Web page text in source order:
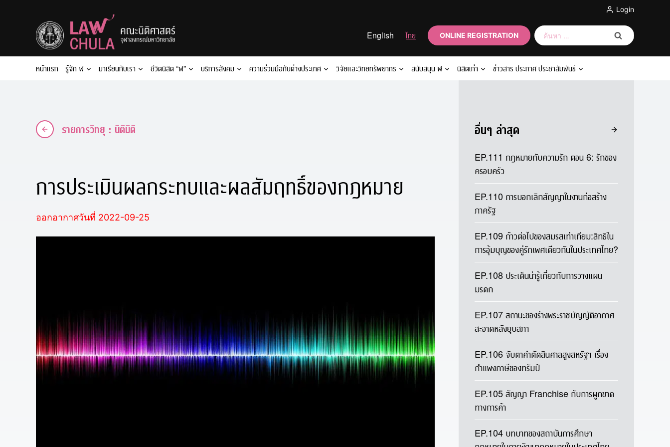
Login
English ไทย ONLINE REGISTRATION
ค้นหา
สำหรับ:
หน้าแรก รู้จัก ฬ มาเรียนกับเรา ชีวิตนิสิต “ฬ” บริการสังคม ความร่วมมือกับต่างประเทศ วิจัยและวิทยทรัพยากร สนับสนุน ฬ นิสิตเก่า ข่าวสาร ประกาศ ประชาสัมพันธ์
รายการวิทยุ : นิติมิติ
การประเมินผลกระทบและผลสัมฤทธิ์ของกฎหมาย
ออกอากาศวันที่ 2022-09-25
อื่นๆ ล่าสุด
EP.111 กฎหมายกับความรัก ตอน 6: รักของ
ครอบครัว
EP.110 การบอกเลิกสัญญาในงานก่อสร้าง
ภาครัฐ
EP.109 ก้าวต่อไปของสมรสเท่าเทียม:สิทธิใน
การอุ้มบุญของคู่รักเพศเดียวกันในประเทศไทย?
EP.108 ประเด็นน่ารู้เกี่ยวกับการวางแผน
มรดก
EP.107 สถานะของร่างพระราชบัญญัติอากาศ
สะอาดหลังยุบสภา
EP.106 จับตาคำตัดสินศาลสูงสหรัฐฯ เรื่อง
กำแพงภาษีของทรัมป์
EP.105 สัญญา Franchise กับการผูกขาด
ทางการค้า
EP.104 บทบาทของสถาบันการศึกษา